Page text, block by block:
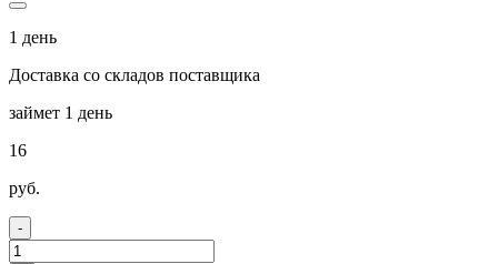
1 день
Доставка со складов поставщика
займет 1 день
16
руб.
-